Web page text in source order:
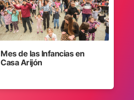
Mes de las Infancias en
Casa Arijón